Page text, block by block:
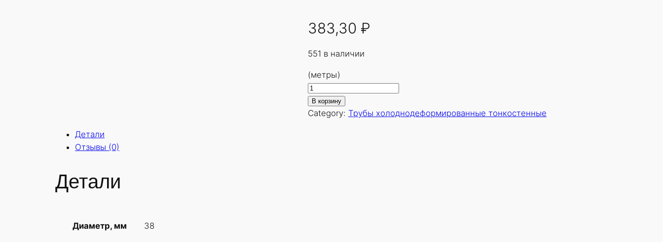
383,30 ₽
551 в наличии
(метры)
К
о
л
В корзину
Category: Трубы холоднодеформированные тонкостенные
Детали
Отзывы (0)
Детали
Диаметр, мм 38